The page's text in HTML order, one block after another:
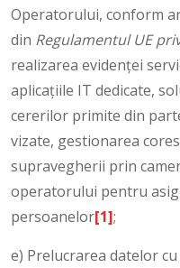
Operatorului, conform
din Regulamentul UE
realizarea evidenței
aplicațiile IT dedicate,
cererilor primite din
vizate, gestionarea
supravegherii prin
operatorului pentru
persoanelor[1];
e) Prelucrarea datelor